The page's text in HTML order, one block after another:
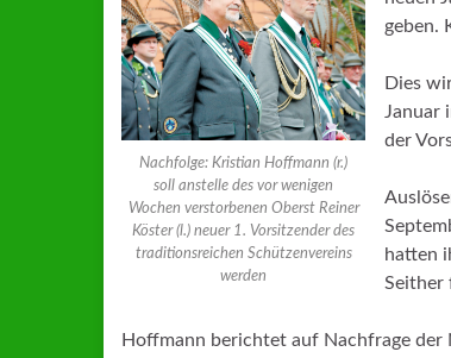
Nachfolge: Kristian Hoffmann (r.)
soll anstelle des vor wenigen
Wochen verstorbenen Oberst Reiner
Köster (l.) neuer 1. Vorsitzender des
traditionsreichen Schützenvereins
werden
geben.
Dies
Januar
der
hatten
Seither
Hoffmann berichtet auf Nachfrage der